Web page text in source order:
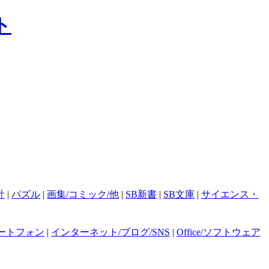
| パズル | 画集/コミック/他 | SB新書 | SB文庫 | サイエンス・
トフォン | インターネット/ブログ/SNS | Office/ソフトウェア